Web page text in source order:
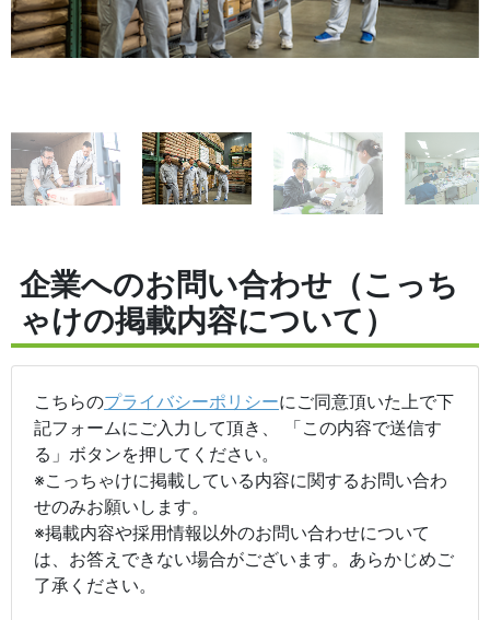
企業へのお問い合わせ（こっち
ゃけの掲載内容について）
こちらのプライバシーポリシーにご同意頂いた上で下
記フォームにご入力して頂き、 「この内容で送信す
る」ボタンを押してください。
※こっちゃけに掲載している内容に関するお問い合わ
せのみお願いします。
※掲載内容や採用情報以外のお問い合わせについて
は、お答えできない場合がございます。あらかじめご
了承ください。